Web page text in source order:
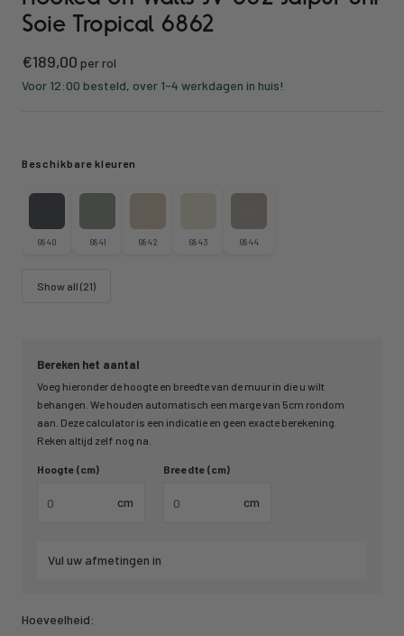
Soie Tropical 6862
Kortings
prijs
€189,00 per rol
Voor 12:00 besteld, over 1-4 werkdagen in huis!
Bereken het aantal
Voeg hieronder de hoogte en breedte van de muur in die u wilt
behangen. We houden automatisch een marge van 5cm rondom
aan. Deze calculator is een indicatie en geen exacte berekening.
Reken altijd zelf nog na.
Hoogte (cm)
cm
Breedte (cm)
cm
Vul uw afmetingen in
Beschikbare kleuren
6840 6841 6842 6843 6844
Show all (21)
Hoeveelheid: